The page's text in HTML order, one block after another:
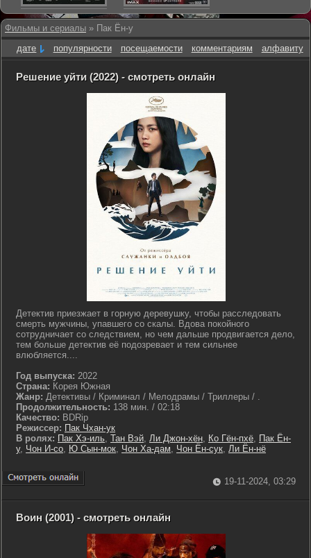
Фильмы и сериалы » Пак Ён-у
дате
популярности посещаемости комментариям алфавиту
Решение уйти (2022) - смотреть онлайн
Детектив приезжает в горную деревушку, чтобы расследовать
смерть мужчины, упавшего со скалы. Вдова покойного
сотрудничает со следствием, но чем дальше продвигается дело,
тем больше детектив её подозревает и тем сильнее
влюбляется....
Год выпуска: 2022
Страна: Корея Южная
Жанр: Детективы / Криминал / Мелодрамы / Триллеры / .
Продолжительность: 138 мин. / 02:18
Качество: BDRip
Режиссер: Пак Чхан-ук
В ролях: Пак Хэ-иль, Тан Вэй, Ли Джон-хён, Ко Гён-пхё, Пак Ён-
у, Чон И-со, Ю Сын-мок, Чон Ха-дам, Чон Ён-сук, Ли Ён-нё
19-11-2024, 03:29
Воин (2001) - смотреть онлайн